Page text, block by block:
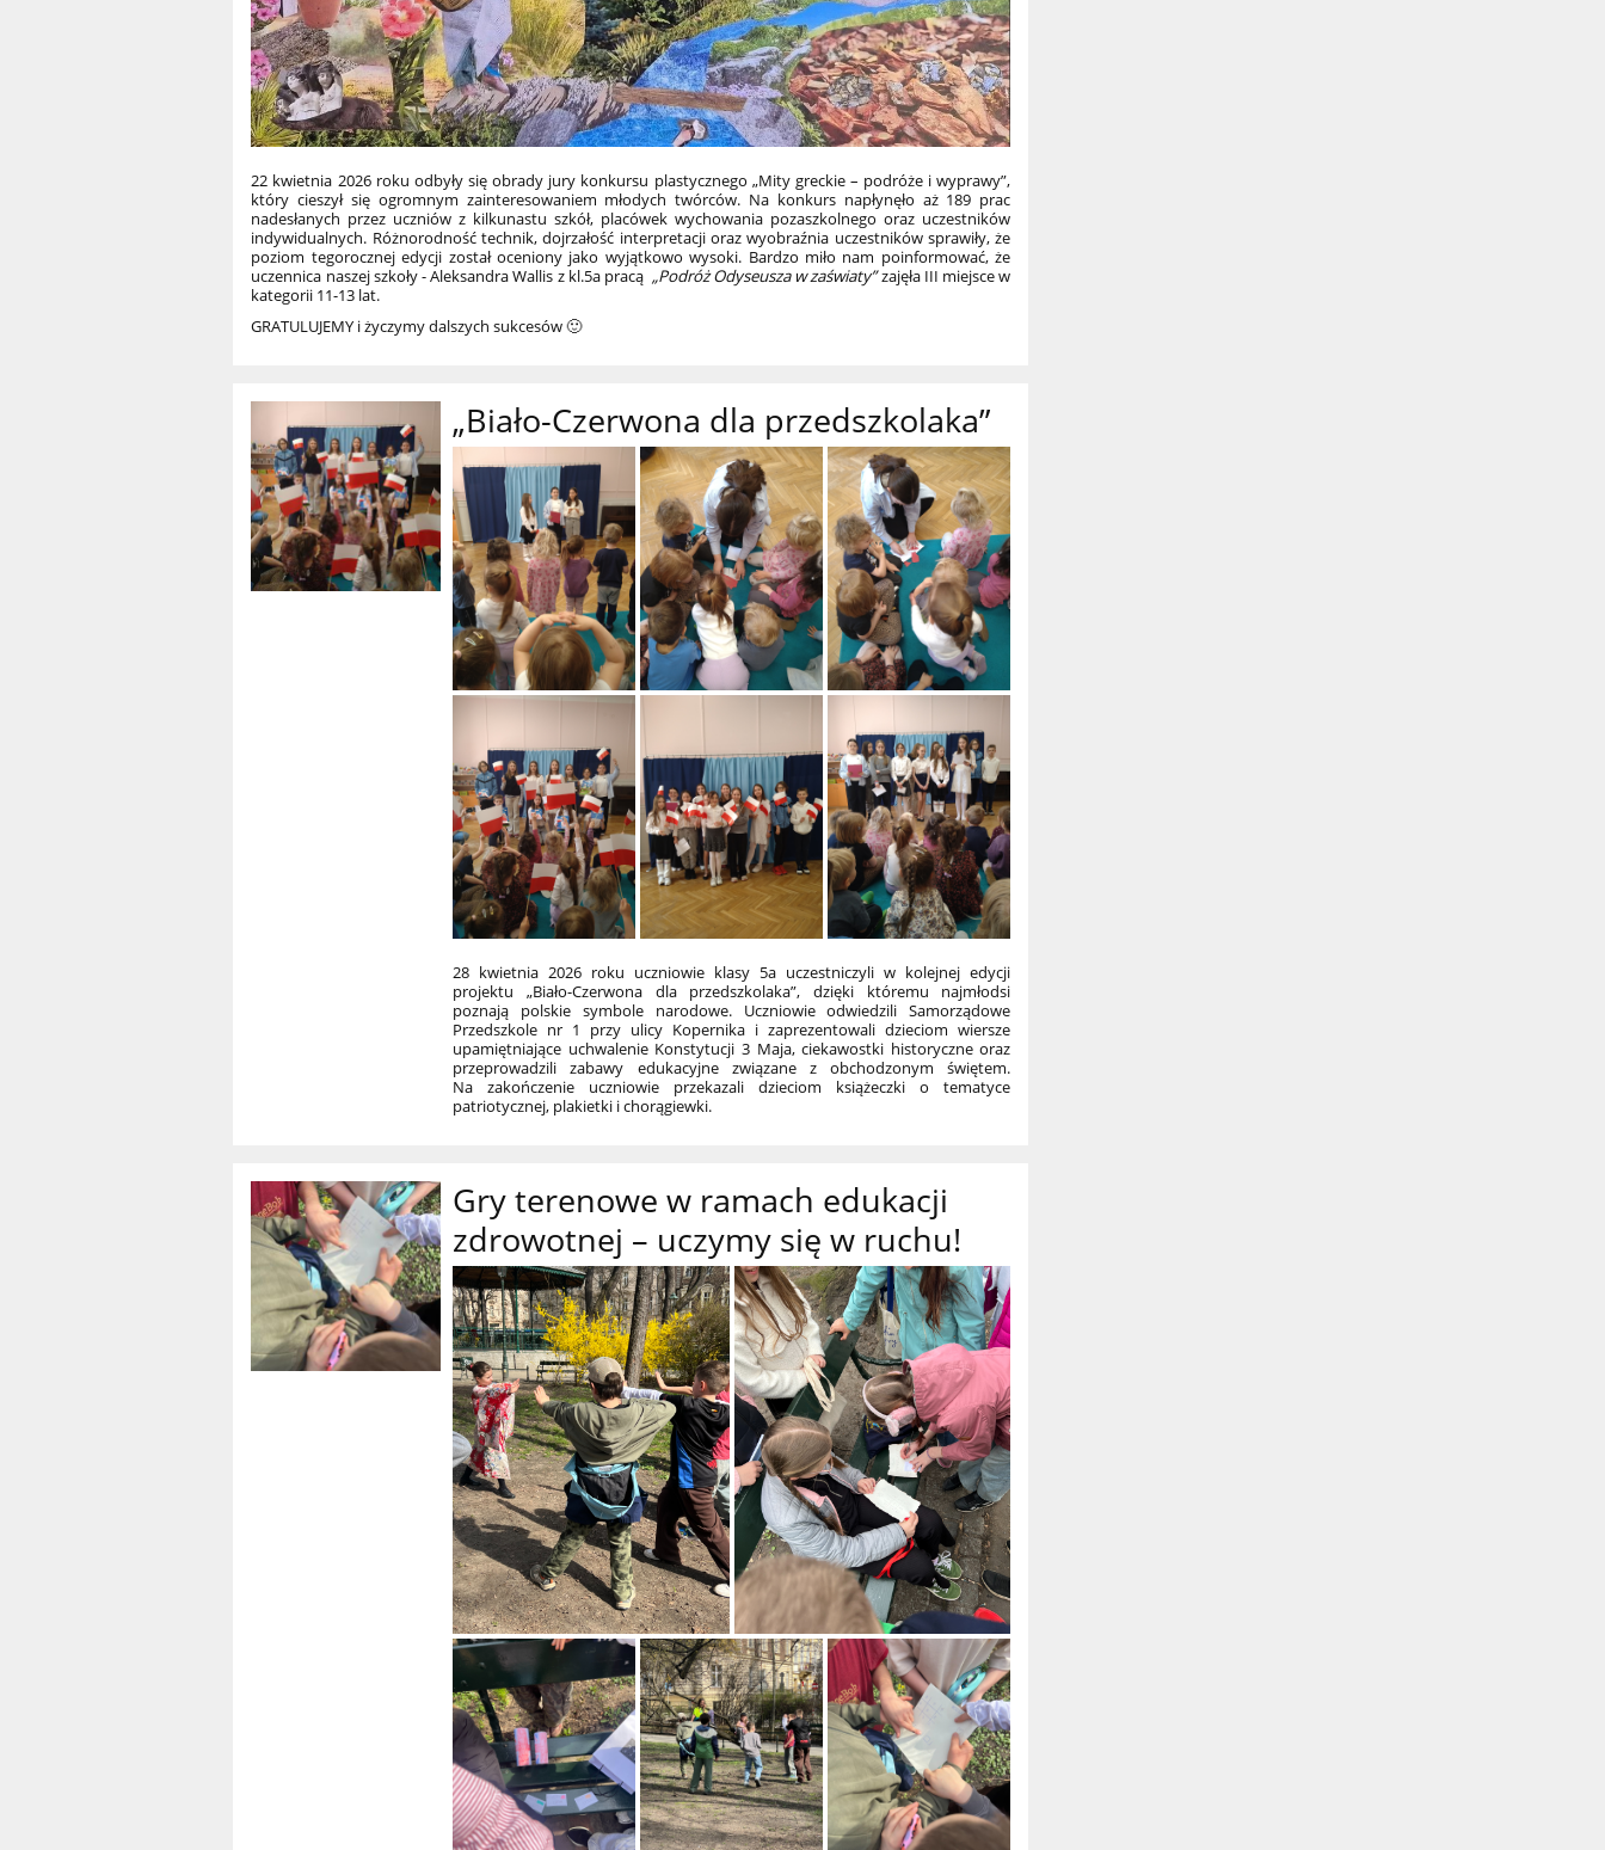
22 kwietnia 2026 roku odbyły się obrady jury konkursu plastycznego „Mity greckie – podróże i wyprawy”,
który cieszył się ogromnym zainteresowaniem młodych twórców. Na konkurs napłynęło aż 189 prac
nadesłanych przez uczniów z kilkunastu szkół, placówek wychowania pozaszkolnego oraz uczestników
indywidualnych. Różnorodność technik, dojrzałość interpretacji oraz wyobraźnia uczestników sprawiły, że
poziom tegorocznej edycji został oceniony jako wyjątkowo wysoki. Bardzo miło nam poinformować, że
uczennica naszej szkoły - Aleksandra Wallis z kl.5a pracą „Podróż Odyseusza w zaświaty”zajęła III miejsce w
kategorii 11-13 lat.
GRATULUJEMY i życzymy dalszych sukcesów🙂
„Biało-Czerwona dla przedszkolaka”
28 kwietnia 2026 roku uczniowie klasy 5a uczestniczyli w kolejnej edycji
projektu „Biało-Czerwona dla przedszkolaka”, dzięki któremu najmłodsi
poznają polskie symbole narodowe. Uczniowie odwiedzili Samorządowe
Przedszkole nr 1 przy ulicy Kopernika i zaprezentowali dzieciom wiersze
upamiętniające uchwalenie Konstytucji 3 Maja, ciekawostki historyczne oraz
przeprowadzili zabawy edukacyjne związane z obchodzonym świętem.
Na zakończenie uczniowie przekazali dzieciom książeczki o tematyce
patriotycznej, plakietki i chorągiewki.
Gry terenowe w ramach edukacji
zdrowotnej – uczymy się w ruchu!